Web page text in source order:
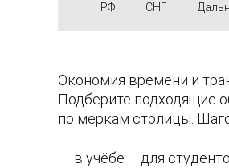
РФ СНГ
Экономия времени и
Подберите подходящие
по меркам столицы.
в учёбе – для